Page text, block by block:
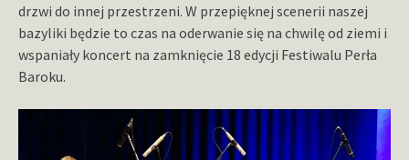
drzwi do innej przestrzeni. W przepięknej scenerii naszej
bazyliki będzie to czas na oderwanie się na chwilę od ziemi i
wspaniały koncert na zamknięcie 18 edycji Festiwalu Perła
Baroku.